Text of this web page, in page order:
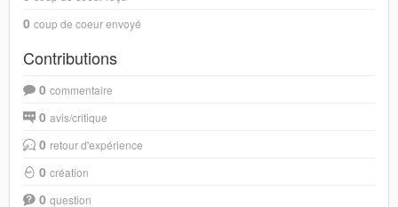
0 coup de coeur envoyé
Contributions
0 commentaire
0 avis/critique
0 retour d'expérience
0 création
0 question